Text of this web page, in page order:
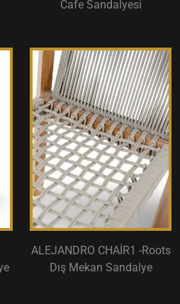
Cafe Sandalyesi
ALEJANDRO CHAİR1 -Roots
Dış Mekan Sandalye